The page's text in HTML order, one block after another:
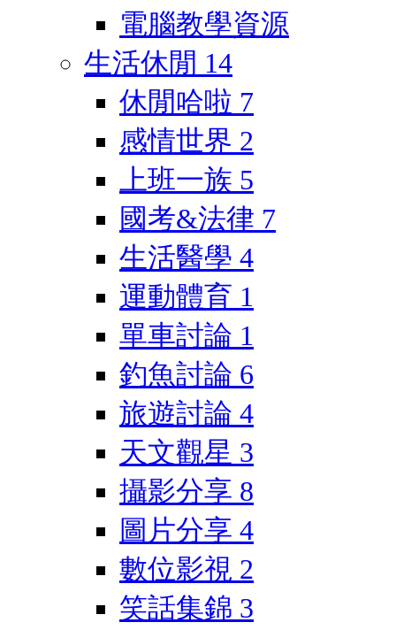
電腦教學資源
生活休閒 14
休閒哈啦 7
感情世界 2
上班一族 5
國考&法律 7
生活醫學 4
運動體育 1
單車討論 1
釣魚討論 6
旅遊討論 4
天文觀星 3
攝影分享 8
圖片分享 4
數位影視 2
笑話集錦 3